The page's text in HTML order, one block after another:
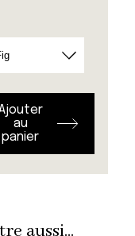
au
panier
aussi...